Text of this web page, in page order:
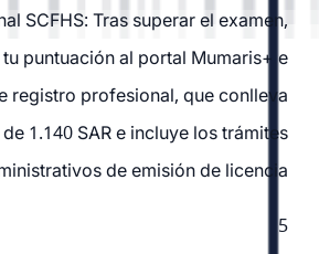
SCFHS: Tras superar el examen,
puntuación al portal Mumaris+ e
registro profesional, que conlleva
1.140 SAR e incluye los trámites
de emisión de licencia.
5